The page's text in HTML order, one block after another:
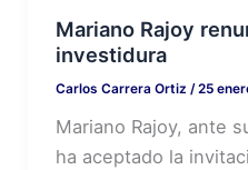
Mariano Rajoy
investidura
Carlos Carrera Ortiz /25
Mariano Rajoy, ante
ha aceptado la